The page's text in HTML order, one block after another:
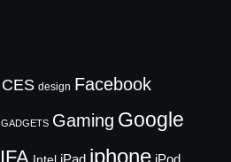
CES design Facebook
GADGETS Gaming Google
IFA iPad iphone